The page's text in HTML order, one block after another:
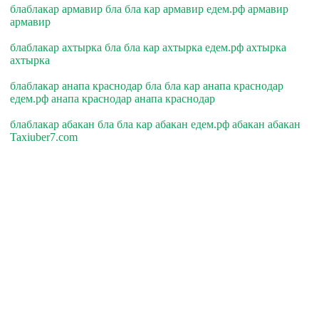
блаблакар армавир бла бла кар армавир едем.рф армавир
армавир
блаблакар ахтырка бла бла кар ахтырка едем.рф ахтырка
ахтырка
блаблакар анапа краснодар бла бла кар анапа краснодар
едем.рф анапа краснодар анапа краснодар
блаблакар абакан бла бла кар абакан едем.рф абакан абакан
Taxiuber7.com